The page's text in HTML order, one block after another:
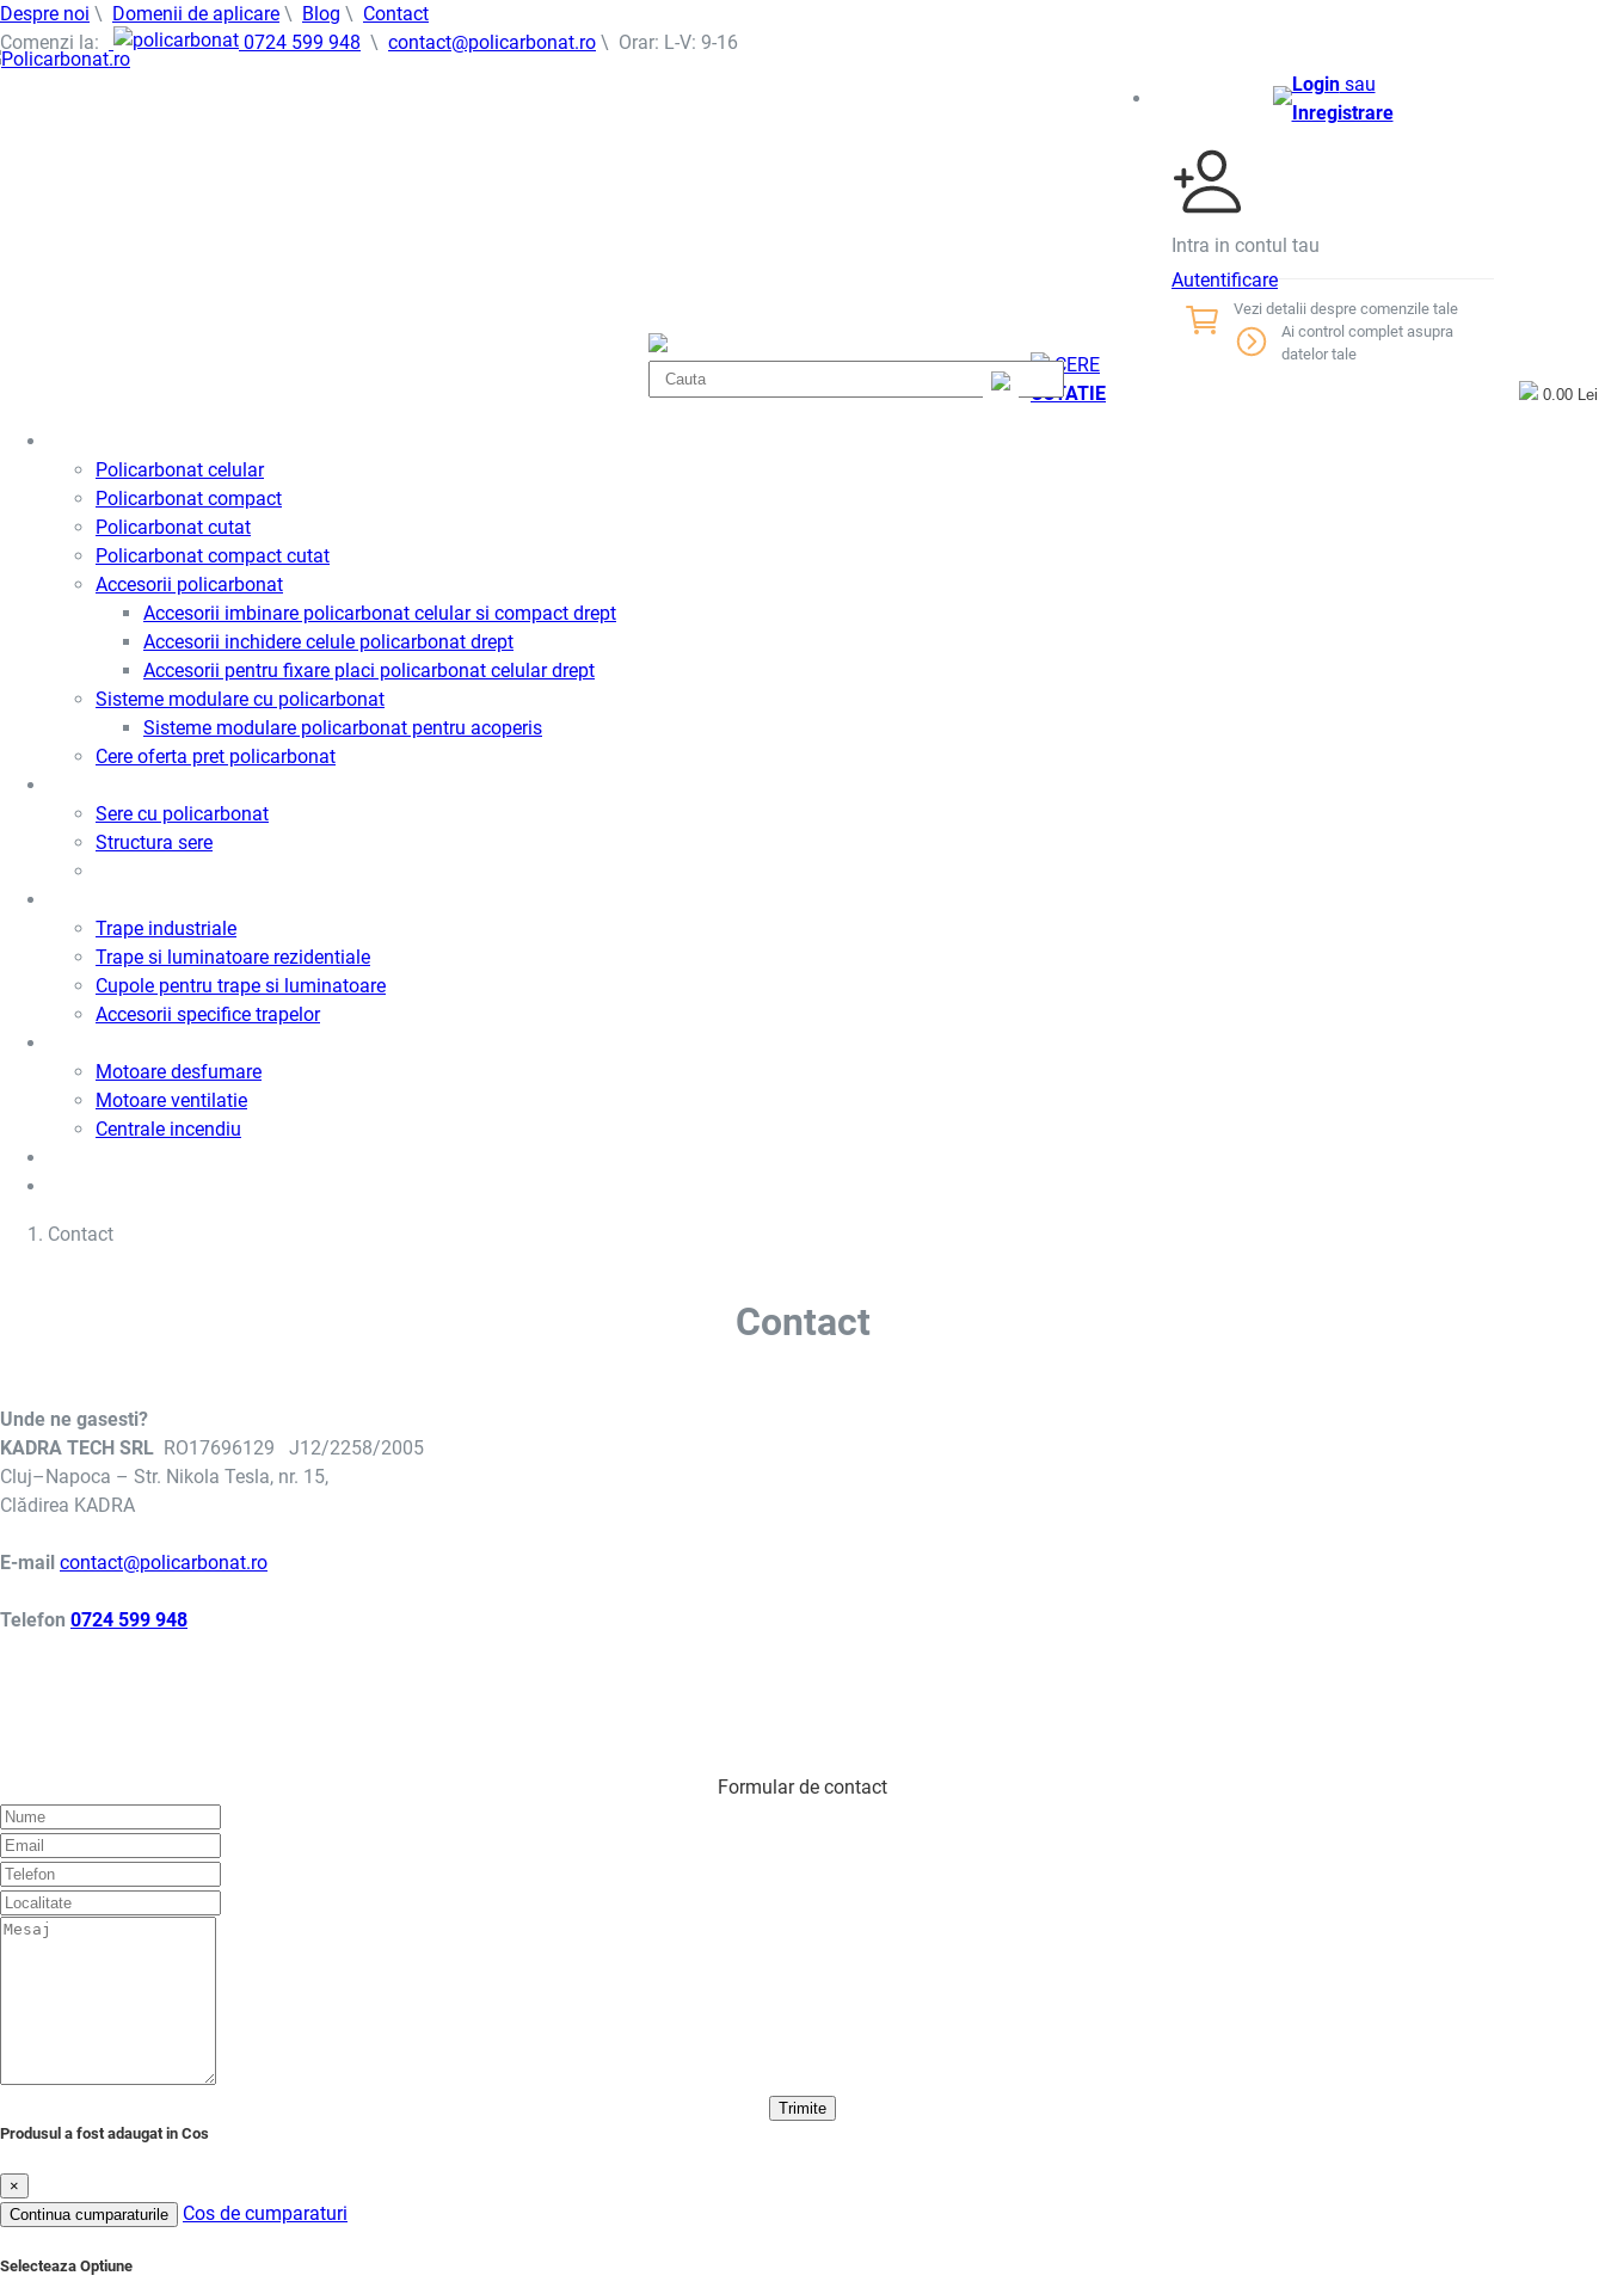
Despre noi \ Domenii de aplicare \ Blog \ Contact
Comenzi la:
0724 599 948 \ contact@policarbonat.ro \ Orar: L-V: 9-16
CERE
COTATIE
Loginsau
Inregistrare
Intra in contul tau
Autentificare
Vezi detalii despre comenzile tale
Ai control complet asupra
datelor tale
0.00 Lei
Policarbonat celular
Policarbonat compact
Policarbonat cutat
Policarbonat compact cutat
Accesorii policarbonat
Accesorii imbinare policarbonat celular si compact drept
Accesorii inchidere celule policarbonat drept
Accesorii pentru fixare placi policarbonat celular drept
Sisteme modulare cu policarbonat
Sisteme modulare policarbonat pentru acoperis
Cere oferta pret policarbonat
Sere cu policarbonat
Structura sere
Trape industriale
Trape si luminatoare rezidentiale
Cupole pentru trape si luminatoare
Accesorii specifice trapelor
Motoare desfumare
Motoare ventilatie
Centrale incendiu
Contact
Contact
Unde ne gasesti?
KADRA TECH SRL RO17696129 J12/2258/2005
Cluj–Napoca – Str. Nikola Tesla, nr. 15,
Clădirea KADRA
E-mail contact@policarbonat.ro
Telefon 0724 599 948
Formular de contact
Trimite
Produsul a fost adaugat in Cos
×
Continua cumparaturile
Cos de cumparaturi
Selecteaza Optiune